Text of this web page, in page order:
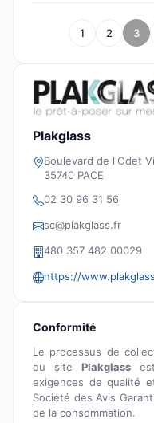
1 2 3
Plakglass
Boulevard de l'Odet
35740 PACE
02 30 96 31 56
sc@plakglass.fr
480 357 482 00029
https://
Conformité
Le processus de
du sitePlakglass
exigences de qualité
Société des Avis
de la consommation.